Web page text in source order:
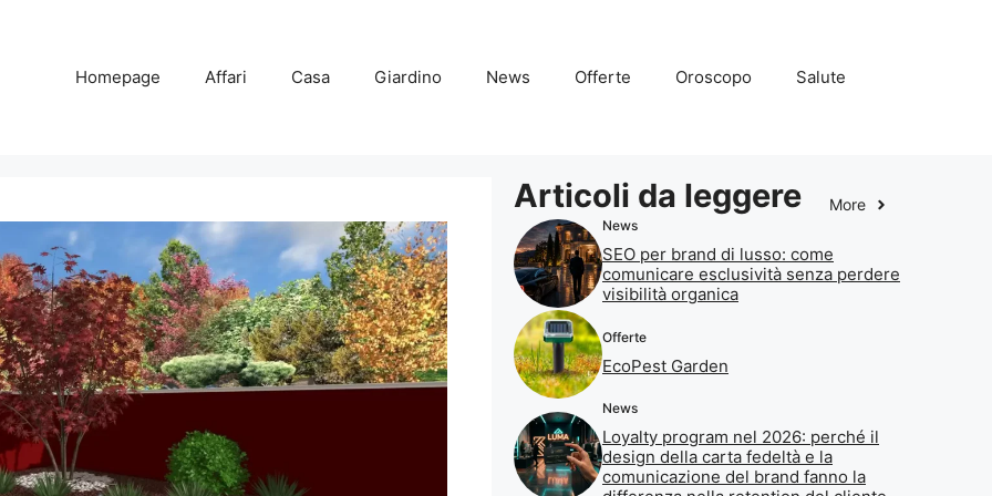
Homepage Affari Casa Giardino News Offerte Oroscopo Salute
Articoli da leggere More
News
SEO per brand di lusso: come
comunicare esclusività senza perdere
visibilità organica
Offerte
EcoPest Garden
News
Loyalty program nel 2026: perché il
design della carta fedeltà e la
comunicazione del brand fanno la